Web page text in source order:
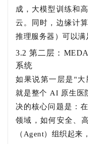
成，大模型训练和
云。同时，边缘计
推理服务器）可以满
3.2 第二层：
系统
如果说第一层是"大
就是整个 AI 原生医
决的核心问题是：
领域，如何安全、
（Agent）组织起来